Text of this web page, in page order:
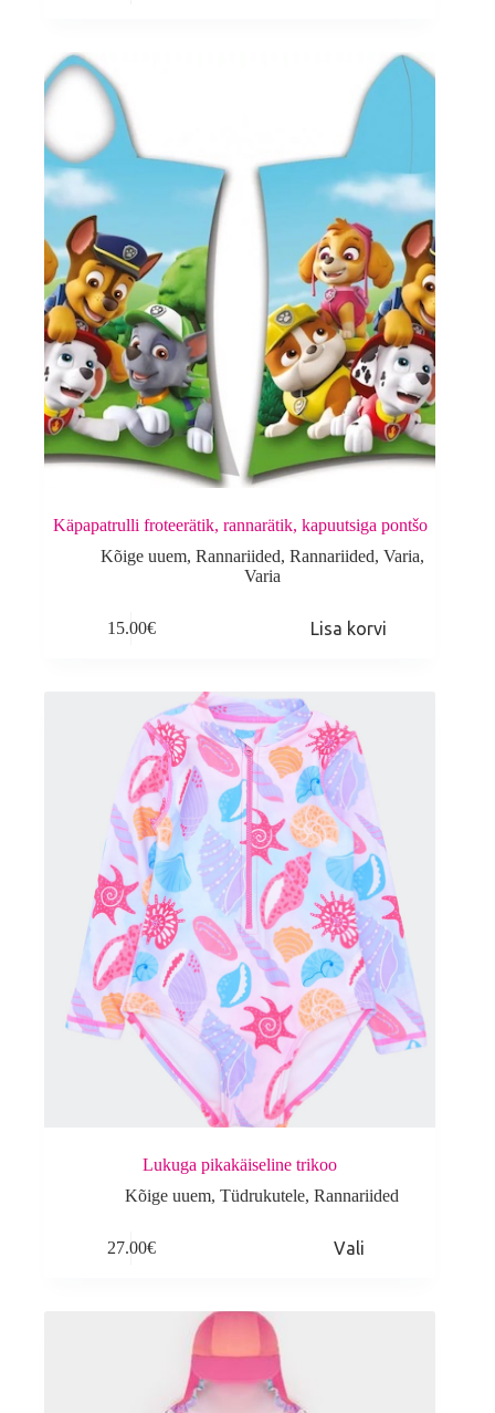
variants.
The
options
may
chosen
the
product
Käpapatrulli froteerätik, rannarätik, kapuutsiga pontšo
Kõige uuem, Rannariided, Rannariided, Varia,
Varia
15.00€ Lisa korvi
Lukuga pikakäiseline trikoo
Kõige uuem,Tüdrukutele,Rannariided
27.00€ Vali